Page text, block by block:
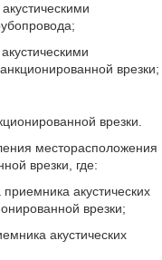
врезки;
врезки.
месторасположения
врезки, где:
приемника акустических
врезки;
акустических